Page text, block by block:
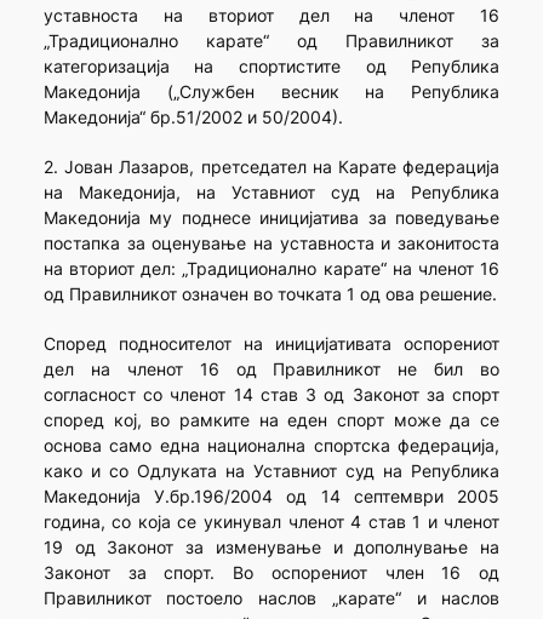
уставноста на вториот дел на членот 16
„Традиционално карате“ од Правилникот за
категоризација на спортистите од Република
Македонија („Службен весник на Република
Македонија“ бр.51/2002 и 50/2004).
2. Јован Лазаров, претседател на Карате федерација
на Македонија, на Уставниот суд на Република
Македонија му поднесе иницијатива за поведување
постапка за оценување на уставноста и законитоста
на вториот дел: „Традиционално карате“ на членот 16
од Правилникот означен во точката 1 од ова решение.
Според подносителот на иницијативата оспорениот
дел на членот 16 од Правилникот не бил во
согласност со членот 14 став 3 од Законот за спорт
според кој, во рамките на еден спорт може да се
основа само една национална спортска федерација,
како и со Одлуката на Уставниот суд на Република
Македонија У.бр.196/2004 од 14 септември 2005
година, со која се укинувал членот 4 став 1 и членот
19 од Законот за изменување и дополнување на
Законот за спорт. Во оспорениот член 16 од
Правилникот постоело наслов „карате“ и наслов